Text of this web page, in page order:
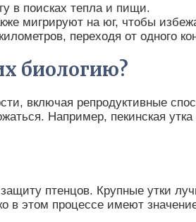
в поисках тепла и пищи.
мигрируют на юг, чтобы
переходя от одного
биологию?
включая репродуктивные
Например, пекинская
птенцов. Крупные утки
этом процессе имеют